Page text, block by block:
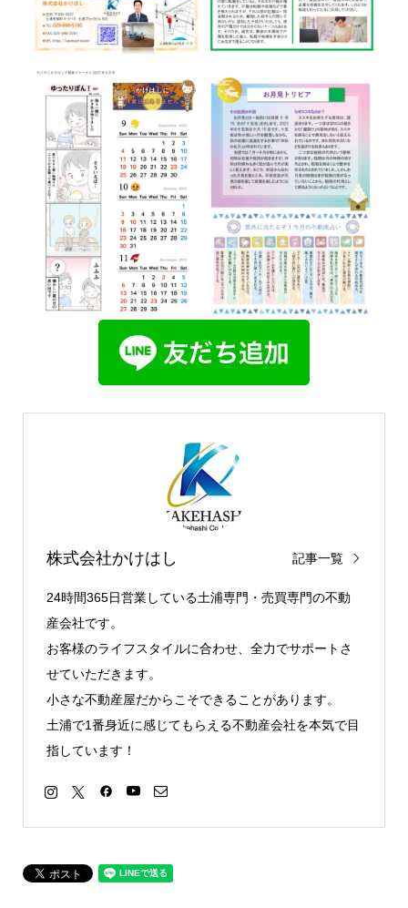
株式会社かけはし 記事一覧
24時間365日営業している土浦専門・売買専門の不動
産会社です。
お客様のライフスタイルに合わせ、全力でサポートさ
せていただきます。
小さな不動産屋だからこそできることがあります。
土浦で1番身近に感じてもらえる不動産会社を本気で目
指しています！